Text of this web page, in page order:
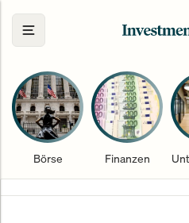
Börse Finanzen